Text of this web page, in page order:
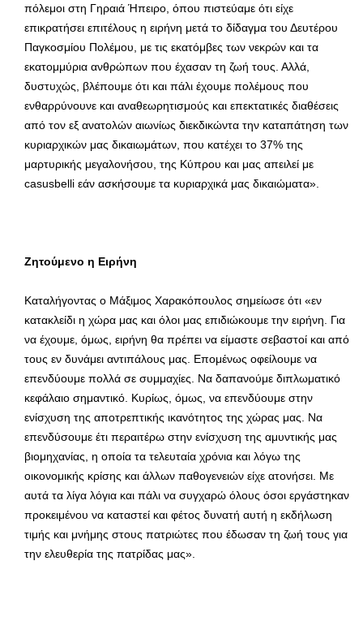
πόλεμοι στη Γηραιά Ήπειρο, όπου πιστεύαμε ότι είχε
επικρατήσει επιτέλους η ειρήνη μετά το δίδαγμα του Δευτέρου
Παγκοσμίου Πολέμου, με τις εκατόμβες των νεκρών και τα
εκατομμύρια ανθρώπων που έχασαν τη ζωή τους. Αλλά,
δυστυχώς, βλέπουμε ότι και πάλι έχουμε πολέμους που
ενθαρρύνουνε και αναθεωρητισμούς και επεκτατικές διαθέσεις
από τον εξ ανατολών αιωνίως διεκδικώντα την καταπάτηση των
κυριαρχικών μας δικαιωμάτων, που κατέχει το 37% της
μαρτυρικής μεγαλονήσου, της Κύπρου και μας απειλεί με
casusbelli εάν ασκήσουμε τα κυριαρχικά μας δικαιώματα».
Ζητούμενο η Ειρήνη
Καταλήγοντας ο Μάξιμος Χαρακόπουλος σημείωσε ότι «εν
κατακλείδι η χώρα μας και όλοι μας επιδιώκουμε την ειρήνη. Για
να έχουμε, όμως, ειρήνη θα πρέπει να είμαστε σεβαστοί και από
τους εν δυνάμει αντιπάλους μας. Επομένως οφείλουμε να
επενδύουμε πολλά σε συμμαχίες. Να δαπανούμε διπλωματικό
κεφάλαιο σημαντικό. Κυρίως, όμως, να επενδύουμε στην
ενίσχυση της αποτρεπτικής ικανότητος της χώρας μας. Να
επενδύσουμε έτι περαιτέρω στην ενίσχυση της αμυντικής μας
βιομηχανίας, η οποία τα τελευταία χρόνια και λόγω της
οικονομικής κρίσης και άλλων παθογενειών είχε ατονήσει. Με
αυτά τα λίγα λόγια και πάλι να συγχαρώ όλους όσοι εργάστηκαν
προκειμένου να καταστεί και φέτος δυνατή αυτή η εκδήλωση
τιμής και μνήμης στους πατριώτες που έδωσαν τη ζωή τους για
την ελευθερία της πατρίδας μας».